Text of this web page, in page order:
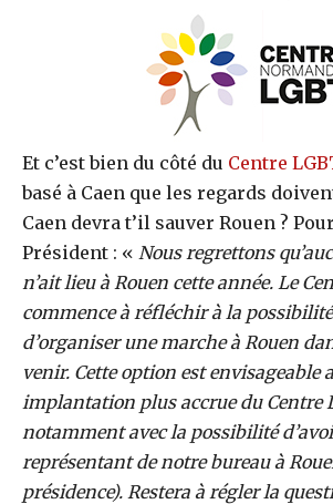
Et c’est bien du côté du Centre
basé à Caen que les regards
Caen devra t’il sauver Rouen ?
Président : « Nous regrettons
n’ait lieu à Rouen cette année. Le
commence à réfléchir à la
d’organiser une marche à Rouen
venir. Cette option est envisageable
implantation plus accrue du Centre
notamment avec la possibilité
représentant de notre bureau à
présidence). Restera à régler la